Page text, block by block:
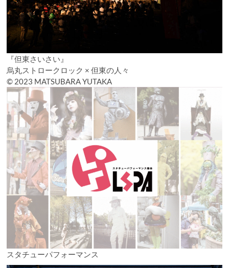
『但東さいさい』
烏丸ストロークロック × 但東の人々
© 2023 MATSUBARA YUTAKA
スタチューパフォーマンス